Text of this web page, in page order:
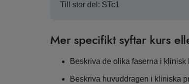
Till stor del: STc1
Mer specifikt syftar kurs
Beskriva de olika faserna i
Beskriva huvuddragen i kliniska